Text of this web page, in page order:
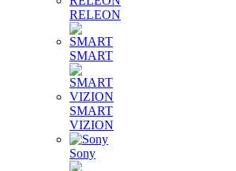
RELEON
SMART
SMART
VIZION
Sony